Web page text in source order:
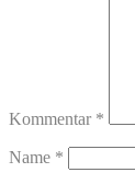
Kommentar *
Name *